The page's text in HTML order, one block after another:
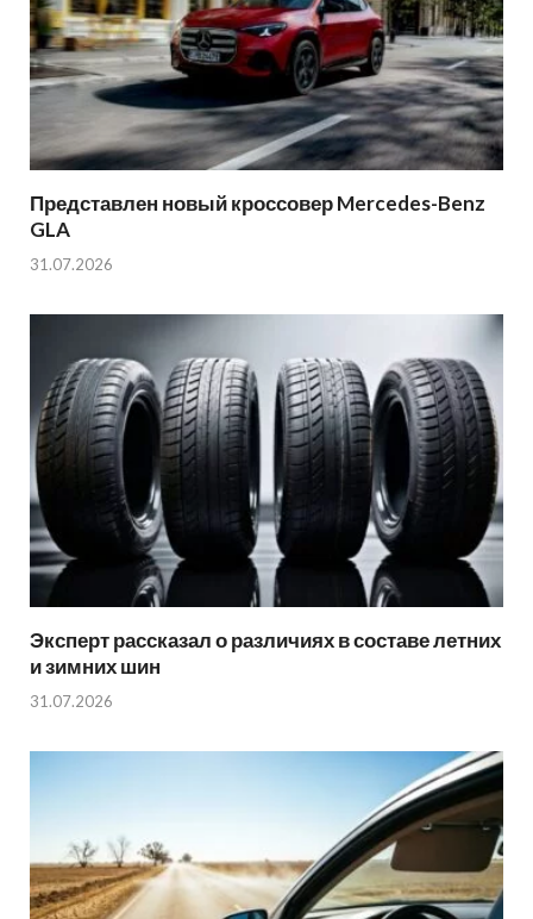
Представлен новый кроссовер Mercedes-Benz
GLA
31.07.2026
Эксперт рассказал о различиях в составе летних
и зимних шин
31.07.2026